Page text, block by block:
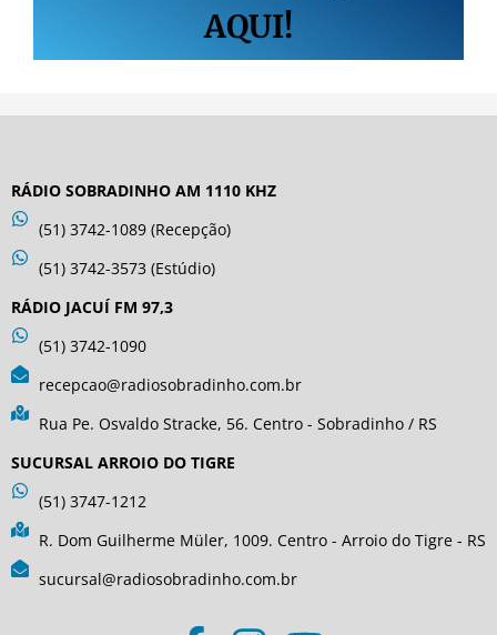
AQUI!
RÁDIO SOBRADINHO AM 1110 KHZ
(51) 3742-1089 (Recepção)
(51) 3742-3573 (Estúdio)
RÁDIO JACUÍ FM 97,3
(51) 3742-1090
recepcao@radiosobradinho.com.br
Rua Pe. Osvaldo Stracke, 56. Centro - Sobradinho / RS
SUCURSAL ARROIO DO TIGRE
(51) 3747-1212
R. Dom Guilherme Müler, 1009. Centro - Arroio do Tigre - RS
sucursal@radiosobradinho.com.br